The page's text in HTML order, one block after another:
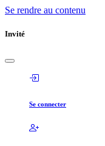
Se rendre au contenu
Invité
Se connecter